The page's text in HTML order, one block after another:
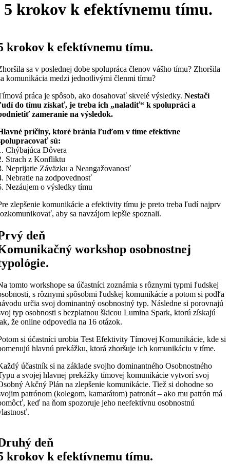
5 krokov k efektívnemu tímu.
krokov k efektívnemu tímu.
sa v poslednej dobe spolupráca členov vášho tímu? Zhoršila
komunikácia medzi jednotlivými členmi tímu?
práca je spôsob, ako dosahovať skvelé výsledky. Nestačí
do tímu získať, je treba ich „naladiť“ k spolupráci a
zameranie na výsledok.
príčiny, ktoré bránia ľuďom v tíme efektívne
sú:
Chýbajúca Dôvera
Strach z Konfliktu
Neprijatie Záväzku a Neangažovanosť
Nebratie na zodpovednosť
Nezáujem o výsledky tímu
zlepšenie komunikácie a efektivity tímu je preto treba ľudí najprv
aby sa navzájom lepšie spoznali.
deň
workshop osobnostnej
tomto workshope sa účastníci zoznámia s rôznymi typmi ľudskej
s rôznymi spôsobmi ľudskej komunikácie a potom si podľa
určia svoj dominantný osobnostný typ. Následne si porovnajú
typ osobnosti s bezplatnou škicou Lumina Spark, ktorú získajú
že online odpovedia na 16 otázok.
si účastníci urobia Test Efektivity Tímovej Komunikácie, kde si
hlavnú prekážku, ktorá zhoršuje ich komunikáciu v tíme.
účastník si na základe svojho dominantného Osobnostného
a svojej hlavnej prekážky tímovej komunikácie vytvorí svoj
Akčný Plán na zlepšenie komunikácie. Tiež si dohodne so
patrónom (kolegom, kamarátom) patronát – ako mu patrón má
keď na ňom spozoruje jeho neefektívnu osobnostnú
deň
krokov k efektívnemu tímu.